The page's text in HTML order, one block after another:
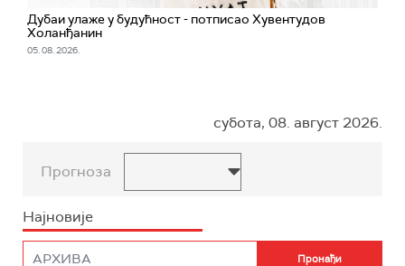
Дубаи улаже у будућност - потписао Хувентудов
Холанђанин
05. 08. 2026.
субота, 08. август 2026.
Прогноза
Најновије